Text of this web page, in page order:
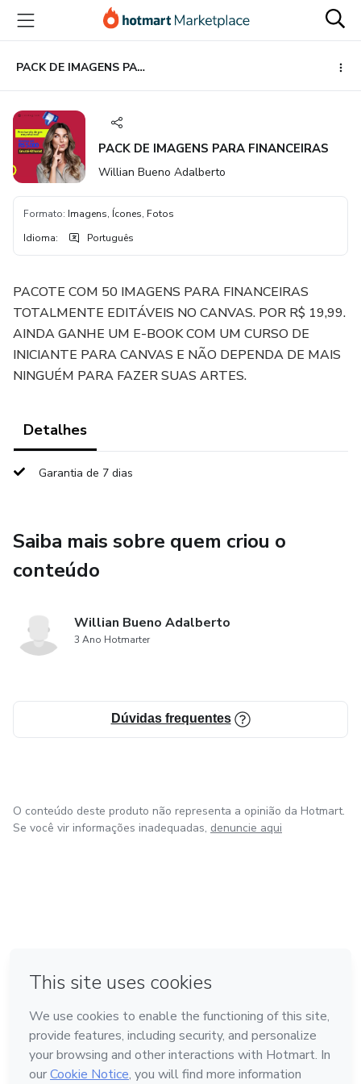
para
conteúdo
principal
para
pagamento
para
rodapé
PACK DE IMAGENS PARA FINANCEIRAS
PACK DE IMAGENS PARA FINANCEIRAS
Willian Bueno Adalberto
Formato: Imagens, Ícones, Fotos
Idioma: Português
PACOTE COM 50 IMAGENS PARA FINANCEIRAS
TOTALMENTE EDITÁVEIS NO CANVAS. POR R$ 19,99.
AINDA GANHE UM E-BOOK COM UM CURSO DE
INICIANTE PARA CANVAS E NÃO DEPENDA DE MAIS
NINGUÉM PARA FAZER SUAS ARTES.
Detalhes
Garantia de 7 dias
Saiba mais sobre quem criou o
conteúdo
Willian Bueno Adalberto
3 Ano Hotmarter
Dúvidas frequentes
O conteúdo deste produto não representa a opinião da Hotmart.
Se você vir informações inadequadas, denuncie aqui
Feito com ❤ na Cidade do México
Conheça a Hotmart